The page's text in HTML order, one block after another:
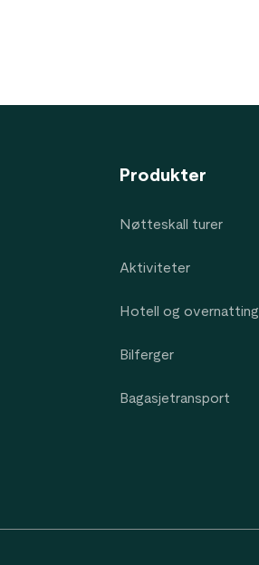
Produkter
Nøtteskall turer
Aktiviteter
Hotell og overnatting
Bilferger
Bagasjetransport